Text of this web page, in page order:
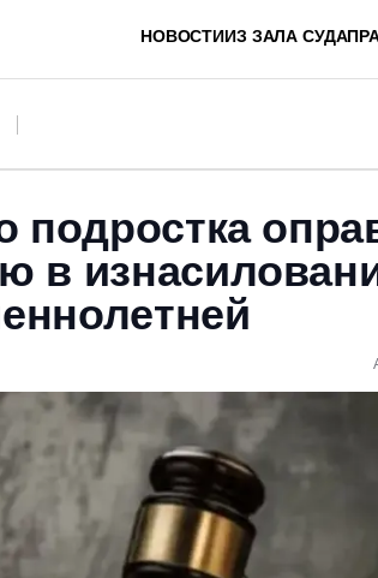
НОВОСТИИЗ ЗАЛА СУДА
подростка
в